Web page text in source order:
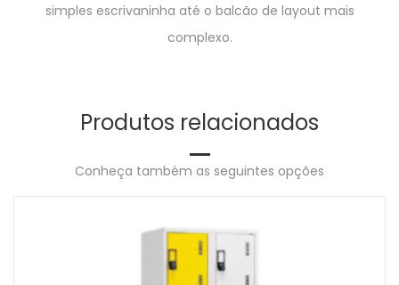
simples escrivaninha até o balcão de layout mais
complexo.
Produtos relacionados
Conheça também as seguintes opções